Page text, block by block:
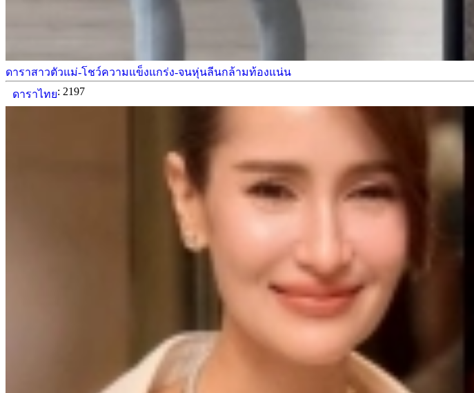
ดาราสาวตัวแม่-โชว์ความแข็งแกร่ง-จนหุ่นลีนกล้ามท้องแน่น
ดาราไทย: 2197